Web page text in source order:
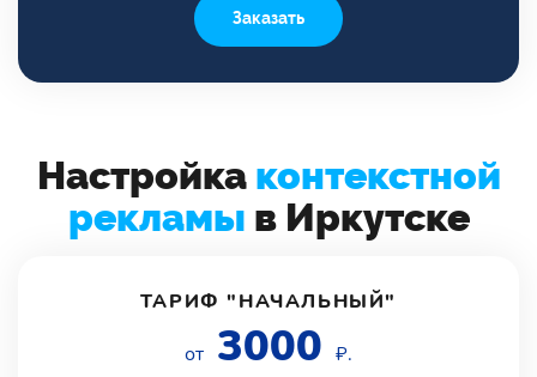
Заказать
Настройка контекстной
рекламы в Иркутске
ТАРИФ "НАЧАЛЬНЫЙ"
от 3000 ₽.